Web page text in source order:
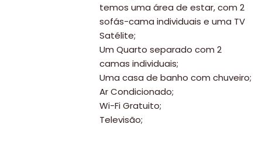
temos uma área de estar, com 2
sofás-cama individuais e uma TV
Satélite;
Um Quarto separado com 2
camas individuais;
Uma casa de banho com chuveiro;
Ar Condicionado;
Wi-Fi Gratuito;
Televisão;